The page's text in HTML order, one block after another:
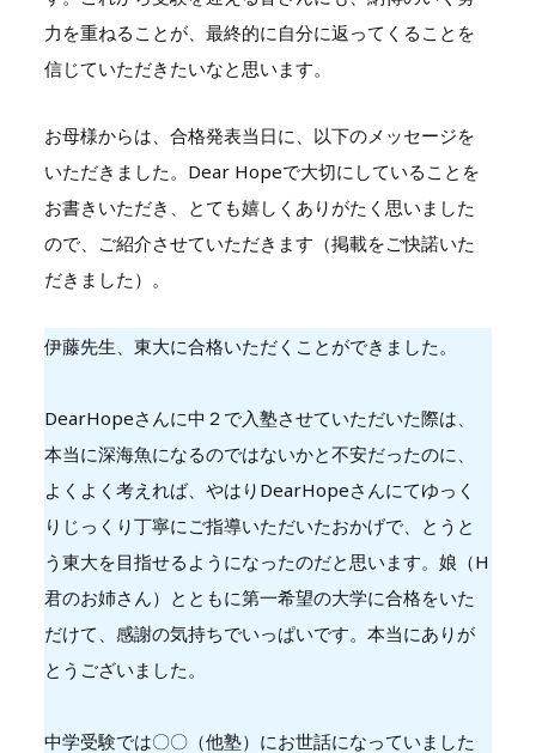
力を重ねることが、最終的に自分に返ってくることを
信じていただきたいなと思います。
お母様からは、合格発表当日に、以下のメッセージを
いただきました。Dear Hopeで大切にしていることを
お書きいただき、とても嬉しくありがたく思いました
ので、ご紹介させていただきます（掲載をご快諾いた
だきました）。
伊藤先生、東大に合格いただくことができました。
DearHopeさんに中２で入塾させていただいた際は、
本当に深海魚になるのではないかと不安だったのに、
よくよく考えれば、やはりDearHopeさんにてゆっく
りじっくり丁寧にご指導いただいたおかげで、とうと
う東大を目指せるようになったのだと思います。娘（H
君のお姉さん）とともに第一希望の大学に合格をいた
だけて、感謝の気持ちでいっぱいです。本当にありが
とうございました。
中学受験では〇〇（他塾）にお世話になっていました